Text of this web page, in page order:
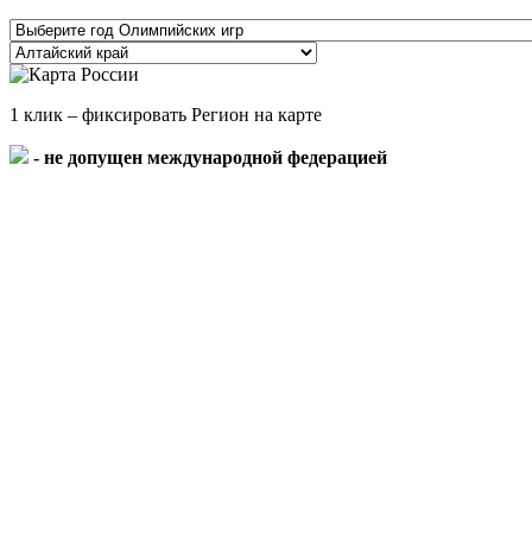
1 клик – фиксировать Регион на карте
- не допущен международной федерацией